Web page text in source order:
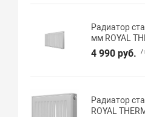
Радиатор
мм ROYAL
4 990 руб. /
Радиатор
ROYAL